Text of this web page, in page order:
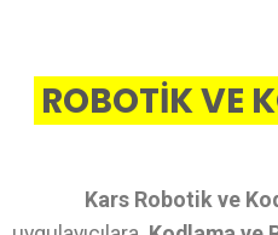
ROBOTİK VE
Kars Robotik ve